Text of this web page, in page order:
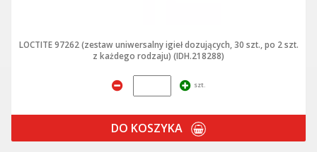
LOCTITE 97262 (zestaw uniwersalny igieł dozujących, 30 szt., po 2 szt.
z każdego rodzaju) (IDH.218288)
szt.
DO KOSZYKA